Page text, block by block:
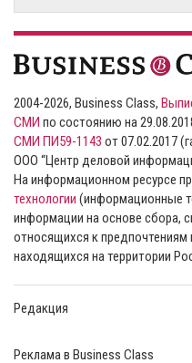
2004-2026, Business Class,
СМИ по состоянию на
СМИ ПИ59-1143 от 07.02.2017
ООО “Центр деловой
На информационном ресурсе
технологии (информационные
информации на основе сбора,
относящихся к предпочтениям
находящихся на территории
Редакция
Реклама в Business Class